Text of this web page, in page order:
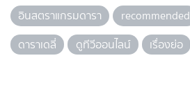
อินสตราแกรมดารา
recommended
ดาราเดลี่
ดูทีวีออนไลน์ เรื่องย่อ